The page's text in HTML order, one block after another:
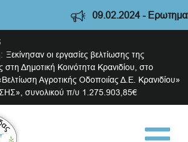
09.02.2024 -
Ξεκίνησαν οι εργασίες βελτίωσης της
στη Δημοτική Κοινότητα Κρανιδίου, στο
Αγροτικής Οδοποιίας Δ.Ε. Κρανιδίου»
συνολικού π/υ 1.275.903,85€